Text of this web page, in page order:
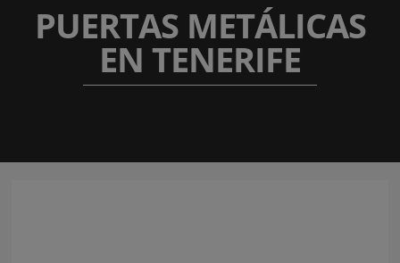
PUERTAS METÁLICAS
EN TENERIFE